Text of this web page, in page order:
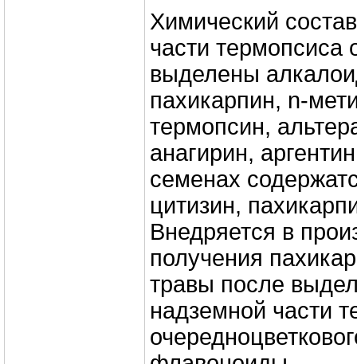
Химический
части термопсиса
выделены
пахикарпин, n-
термопсин,
анагирин,
семенах
цитизин,
Внедряется в
получения
травы после
надземной части